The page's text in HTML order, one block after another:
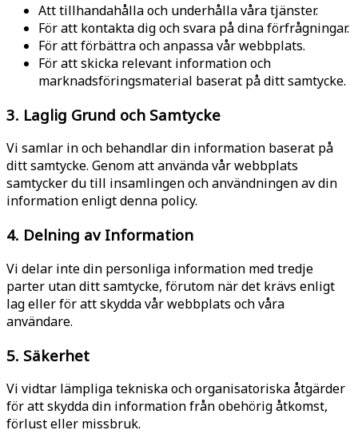
Att tillhandahålla och underhålla våra tjänster.
För att kontakta dig och svara på dina förfrågningar.
För att förbättra och anpassa vår webbplats.
För att skicka relevant information och
marknadsföringsmaterial baserat på ditt samtycke.
3. Laglig Grund och Samtycke
Vi samlar in och behandlar din information baserat på
ditt samtycke. Genom att använda vår webbplats
samtycker du till insamlingen och användningen av din
information enligt denna policy.
4. Delning av Information
Vi delar inte din personliga information med tredje
parter utan ditt samtycke, förutom när det krävs enligt
lag eller för att skydda vår webbplats och våra
användare.
5. Säkerhet
Vi vidtar lämpliga tekniska och organisatoriska åtgärder
för att skydda din information från obehörig åtkomst,
förlust eller missbruk.